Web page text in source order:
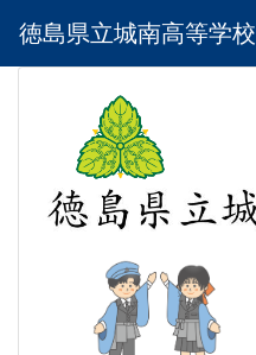
徳島県立城南高等学校